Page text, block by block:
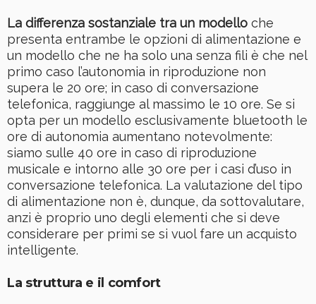
La differenza sostanziale tra un modello che
presenta entrambe le opzioni di alimentazione e
un modello che ne ha solo una senza fili è che nel
primo caso l’autonomia in riproduzione non
supera le 20 ore; in caso di conversazione
telefonica, raggiunge al massimo le 10 ore. Se si
opta per un modello esclusivamente bluetooth le
ore di autonomia aumentano notevolmente:
siamo sulle 40 ore in caso di riproduzione
musicale e intorno alle 30 ore per i casi d’uso in
conversazione telefonica. La valutazione del tipo
di alimentazione non è, dunque, da sottovalutare,
anzi è proprio uno degli elementi che si deve
considerare per primi se si vuol fare un acquisto
intelligente.
La struttura e il comfort